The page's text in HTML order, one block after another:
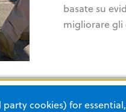
basate su
migliorare gli
cookies) for